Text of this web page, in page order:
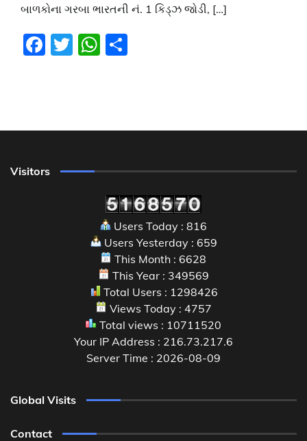
બાળકોના ગરબા ભારતની નં. 1 કિડ્ઝ જોડી, […]
Facebook
TwitterWhatsApp
Visitors
Users Today : 816
Users Yesterday : 659
This Month : 6628
This Year : 349569
Total Users : 1298426
Views Today : 4757
Total views : 10711520
Your IP Address : 216.73.217.6
Server Time : 2026-08-09
Global Visits
Contact